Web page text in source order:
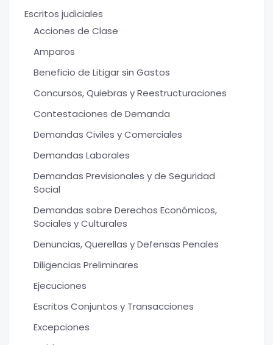
Escritos judiciales
Acciones de Clase
Amparos
Beneficio de Litigar sin Gastos
Concursos, Quiebras y Reestructuraciones
Contestaciones de Demanda
Demandas Civiles y Comerciales
Demandas Laborales
Demandas Previsionales y de Seguridad
Social
Demandas sobre Derechos Económicos,
Sociales y Culturales
Denuncias, Querellas y Defensas Penales
Diligencias Preliminares
Ejecuciones
Escritos Conjuntos y Transacciones
Excepciones